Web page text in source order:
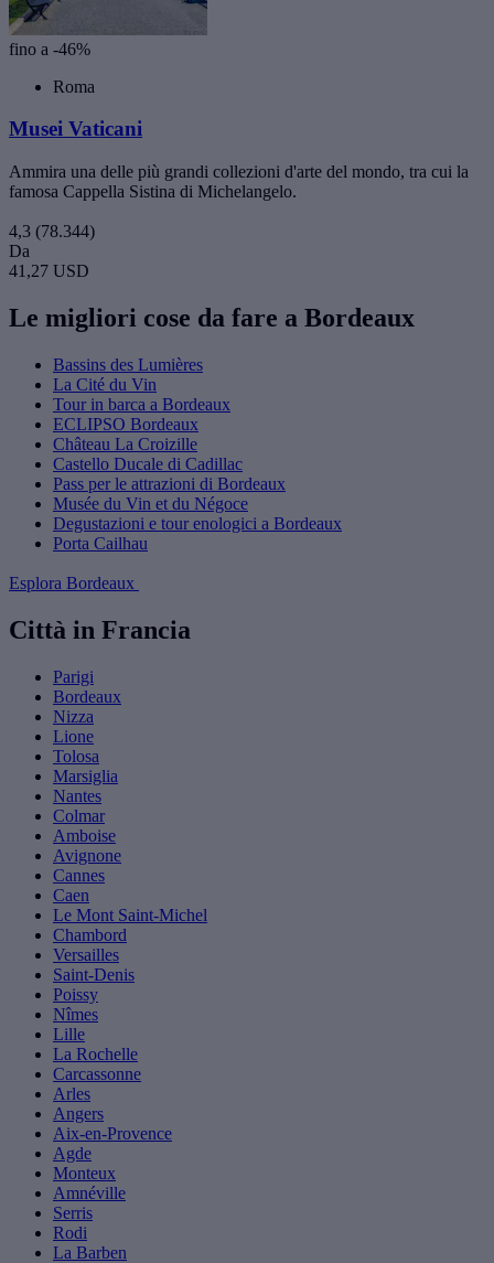
fino a -46%
Roma
Musei Vaticani
Ammira una delle più grandi collezioni d'arte del mondo, tra cui la
famosa Cappella Sistina di Michelangelo.
4,3 (78.344)
Da
41,27 USD
Le migliori cose da fare a Bordeaux
Bassins des Lumières
La Cité du Vin
Tour in barca a Bordeaux
ECLIPSO Bordeaux
Château La Croizille
Castello Ducale di Cadillac
Pass per le attrazioni di Bordeaux
Musée du Vin et du Négoce
Degustazioni e tour enologici a Bordeaux
Porta Cailhau
Esplora Bordeaux
Città in Francia
Parigi
Bordeaux
Nizza
Lione
Tolosa
Marsiglia
Nantes
Colmar
Amboise
Avignone
Cannes
Caen
Le Mont Saint-Michel
Chambord
Versailles
Saint-Denis
Poissy
Nîmes
Lille
La Rochelle
Carcassonne
Arles
Angers
Aix-en-Provence
Agde
Monteux
Amnéville
Serris
Rodi
La Barben